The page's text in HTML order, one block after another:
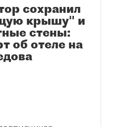
сохранил
крышу" и
стены:
об отеле на